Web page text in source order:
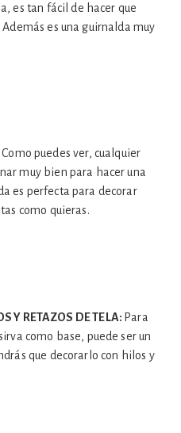
es tan fácil de hacer que
es una guirnalda muy
Como puedes ver, cualquier
muy bien para hacer una
es perfecta para decorar
como quieras.
Y RETAZOS DE TELA: Para
como base, puede ser un
que decorarlo con hilos y